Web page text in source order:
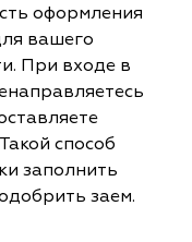
оформления
вашего
При входе в
способ
заполнить
заем.